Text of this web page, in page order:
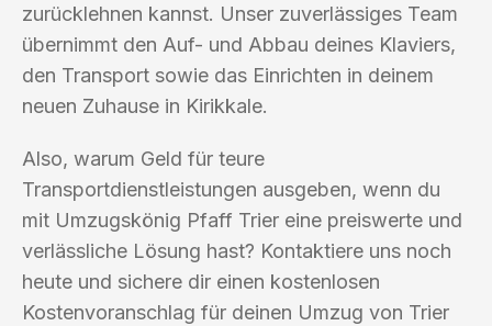
zurücklehnen kannst. Unser zuverlässiges Team
übernimmt den Auf- und Abbau deines Klaviers,
den Transport sowie das Einrichten in deinem
neuen Zuhause in Kirikkale.
Also, warum Geld für teure
Transportdienstleistungen ausgeben, wenn du
mit Umzugskönig Pfaff Trier eine preiswerte und
verlässliche Lösung hast? Kontaktiere uns noch
heute und sichere dir einen kostenlosen
Kostenvoranschlag für deinen Umzug von Trier